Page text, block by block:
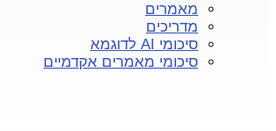
מאמרים
מדריכים
סיכומי AI לדוגמא
סיכומי מאמרים אקדמיים